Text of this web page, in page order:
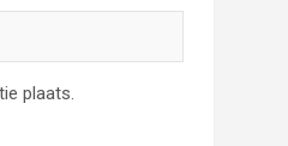
plaats.